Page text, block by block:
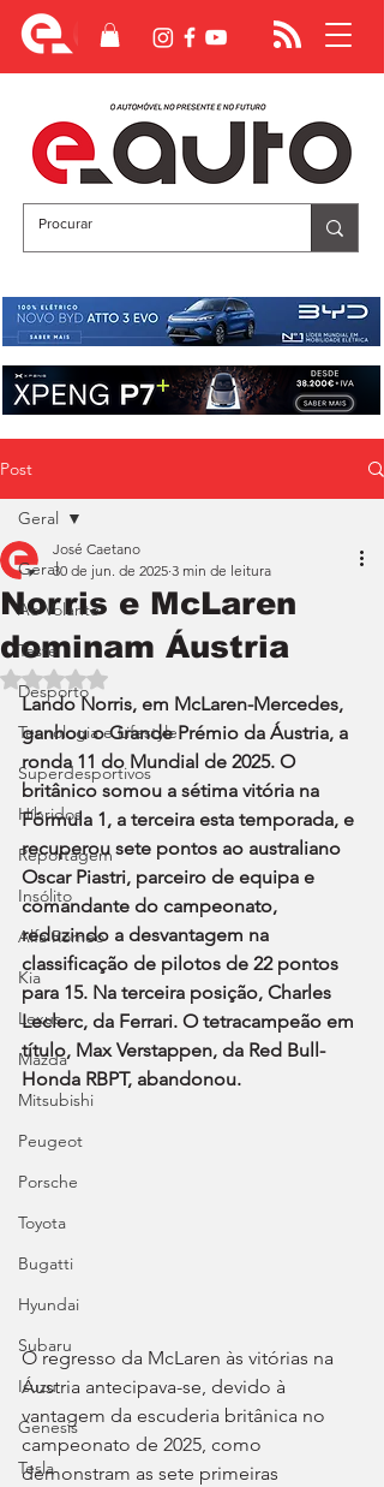
Post
Geral
Ao Volante
Teste
Desporto
Tecnologia e Lifestyle
Superdesportivos
Híbridos
Reportagem
Insólito
Alfa Romeo
Kia
Lexus
Mazda
Mitsubishi
Peugeot
Porsche
Toyota
Bugatti
Hyundai
Subaru
Isuzu
Genesis
Tesla
Geral
Norris e McLaren
dominam Áustria
José Caetano
30 de jun. de 2025 3 min de leitura
Avaliado com NaN de 5 estrelas.
Lando Norris, em McLaren-Mercedes,
ganhou o Grande Prémio da Áustria, a
ronda 11 do Mundial de 2025. O
britânico somou a sétima vitória na
Fórmula 1, a terceira esta temporada, e
recuperou sete pontos ao australiano
Oscar Piastri, parceiro de equipa e
comandante do campeonato,
reduzindo a desvantagem na
classificação de pilotos de 22 pontos
para 15. Na terceira posição, Charles
Leclerc, da Ferrari. O tetracampeão em
título, Max Verstappen, da Red Bull-
Honda RBPT, abandonou.
O regresso da McLaren às vitórias na
Áustria antecipava-se, devido à
vantagem da escuderia britânica no
campeonato de 2025, como
demonstram as sete primeiras